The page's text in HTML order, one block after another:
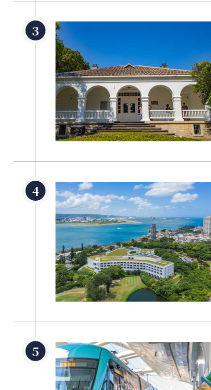
この歴史的に重要な海外企業の建物は、淡水の
です。 1年の準備期間を経て、常設展「淡水古
滬尾炮台、淡水日本人警察官宿舎、デ得忌利士
古跡、淡水日本人人実業家中野宅、淡水木下静
文化財を紹介しています。